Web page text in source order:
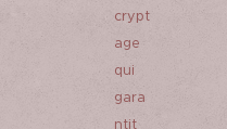
crypt
age
qui
gara
ntit